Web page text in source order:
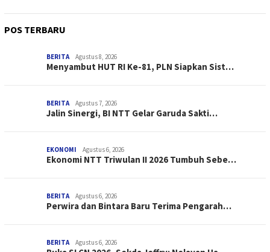
POS TERBARU
BERITA Agustus 8, 2026
Menyambut HUT RI Ke-81, PLN Siapkan Sist…
BERITA Agustus 7, 2026
Jalin Sinergi, BI NTT Gelar Garuda Sakti…
EKONOMI Agustus 6, 2026
Ekonomi NTT Triwulan II 2026 Tumbuh Sebe…
BERITA Agustus 6, 2026
Perwira dan Bintara Baru Terima Pengarah…
BERITA Agustus 6, 2026